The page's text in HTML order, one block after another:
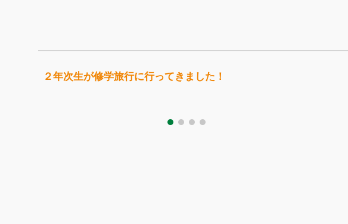
２年次生が修学旅行に行ってきました！